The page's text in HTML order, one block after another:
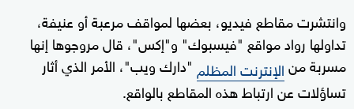
وانتشرت مقاطع فيديو، بعضها لمواقف مرعبة أو عنيفة،
تداولها رواد مواقع "فيسبوك" و"إكس"، قال مروجوها إنها
مسربة منالإنترنت المظلم "دارك ويب"، الأمر الذي أثار
تساؤلات عن ارتباط هذه المقاطع بالواقع.